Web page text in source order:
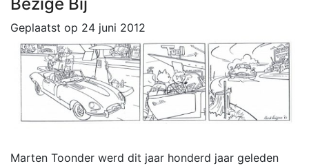
Geplaatst op 24 juni 2012
Marten Toonder werd dit jaar honderd jaar geleden